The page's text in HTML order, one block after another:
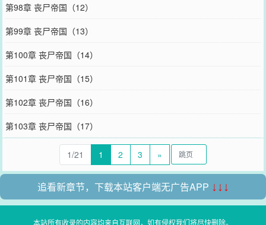
第98章 丧尸帝国（12）
第99章 丧尸帝国（13）
第100章 丧尸帝国（14）
第101章 丧尸帝国（15）
第102章 丧尸帝国（16）
第103章 丧尸帝国（17）
1/21 1 2 3 »
追看新章节，下载本站客户端无广告APP ↓↓↓
本站所有收录的内容均来自互联网，如有侵权我们将尽快删除。